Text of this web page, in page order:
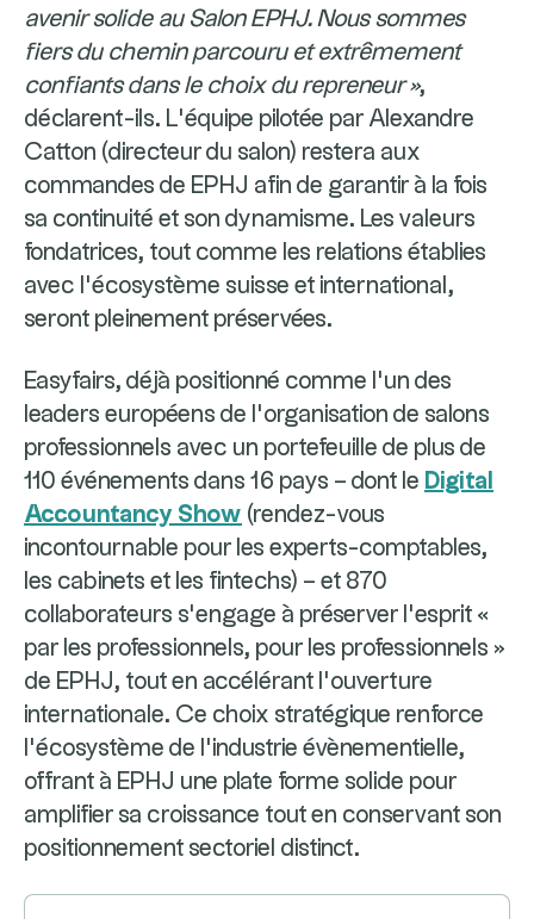
avenir solide au Salon EPHJ. Nous sommes
fiers du chemin parcouru et extrêmement
confiants dans le choix du repreneur »,
déclarent-ils. L’équipe pilotée par Alexandre
Catton (directeur du salon) restera aux
commandes de EPHJ afin de garantir à la fois
sa continuité et son dynamisme. Les valeurs
fondatrices, tout comme les relations établies
avec l’écosystème suisse et international,
seront pleinement préservées.
Easyfairs, déjà positionné comme l’un des
leaders européens de l’organisation de salons
professionnels avec un portefeuille de plus de
110 événements dans 16 pays – dont le Digital
Accountancy Show (rendez-vous
incontournable pour les experts-comptables,
les cabinets et les fintechs) – et 870
collaborateurs s’engage à préserver l’esprit «
par les professionnels, pour les professionnels »
de EPHJ, tout en accélérant l’ouverture
internationale. Ce choix stratégique renforce
l’écosystème de l’industrie évènementielle,
offrant à EPHJ une plate forme solide pour
amplifier sa croissance tout en conservant son
positionnement sectoriel distinct.